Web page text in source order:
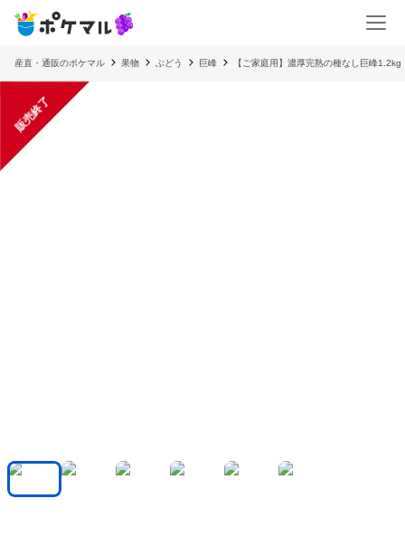
産直・通販のポケマル 果物 ぶどう 巨峰 【ご家庭用】濃厚完熟の種なし巨峰
販売終了